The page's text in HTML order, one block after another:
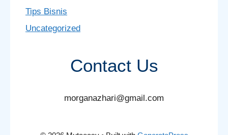
Tips Bisnis
Uncategorized
Contact Us
morganazhari@gmail.com